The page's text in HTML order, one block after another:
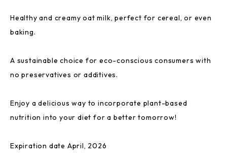
Healthy and creamy oat milk, perfect for cereal, or even
baking.
A sustainable choice for eco-conscious consumers with
no preservatives or additives.
Enjoy a delicious way to incorporate plant-based
nutrition into your diet for a better tomorrow!
Expiration date April, 2026